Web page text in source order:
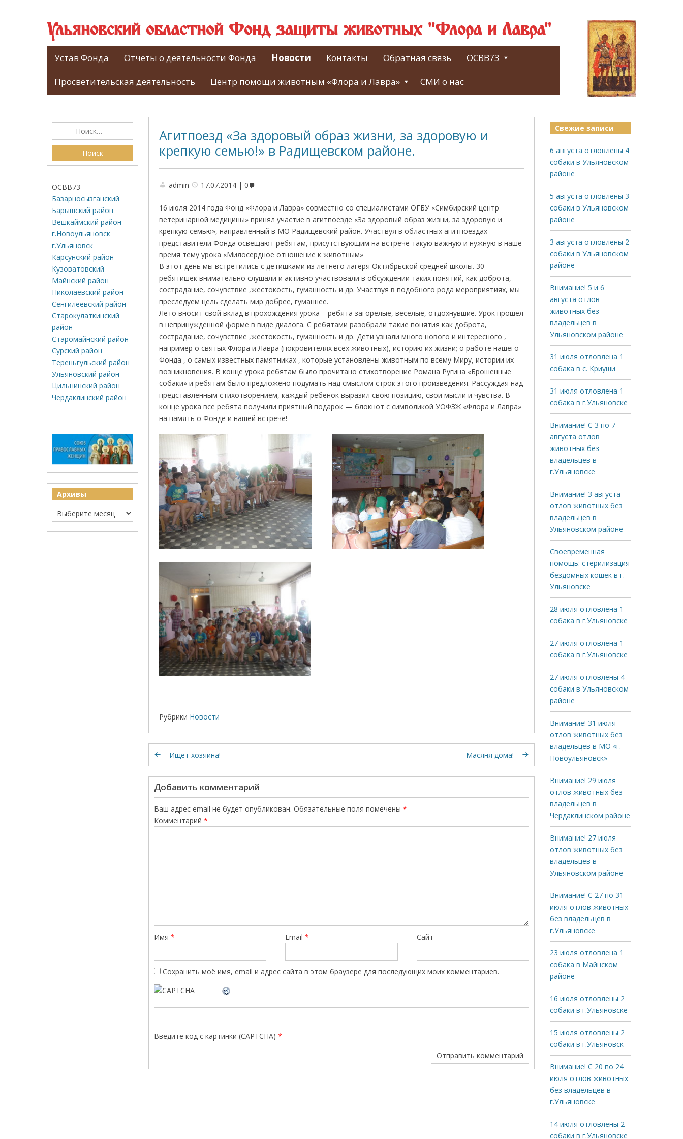
Ульяновский областной Фонд защиты животных "Флора и Лавра"
Устав Фонда Отчеты о деятельности Фонда Новости Контакты Обратная связь ОСВВ73
Просветительская деятельность Центр помощи животным «Флора и Лавра» СМИ о нас
Агитпоезд «За здоровый образ жизни, за здоровую и
крепкую семью!» в Радищевском районе.
admin 17.07.2014 0
16 июля 2014 года Фонд «Флора и Лавра» совместно со специалистами ОГБУ «Симбирский центр
ветеринарной медицины» принял участие в агитпоезде «За здоровый образ жизни, за здоровую и
крепкую семью», направленный в МО Радищевский район. Участвуя в областных агитпоездах
представители Фонда освещают ребятам, присутствующим на встрече такую важную и нужную в наше
время тему урока «Милосердное отношение к животным»
В этот день мы встретились с детишками из летнего лагеря Октябрьской средней школы. 30
ребятишек внимательно слушали и активно участвовали в обсуждении таких понятий, как доброта,
сострадание, сочувствие ,жестокость, гуманность и др. Участвуя в подобного рода мероприятиях, мы
преследуем цель сделать мир добрее, гуманнее.
Лето вносит свой вклад в прохождения урока – ребята загорелые, веселые, отдохнувшие. Урок прошел
в непринужденной форме в виде диалога. С ребятами разобрали такие понятия как доброта,
сострадание, сочувствие ,жестокость, гуманность и др. Дети узнали много нового и интересного ,
например о святых Флора и Лавра (покровителях всех животных), историю их жизни; о работе нашего
Фонда , о самых известных памятниках , которые установлены животным по всему Миру, истории их
возникновения. В конце урока ребятам было прочитано стихотворение Романа Ругина «Брошенные
собаки» и ребятам было предложено подумать над смыслом строк этого произведения. Рассуждая над
представленным стихотворением, каждый ребенок выразил свою позицию, свои мысли и чувства. В
конце урока все ребята получили приятный подарок — блокнот с символикой УОФЗЖ «Флора и Лавра»
на память о Фонде и нашей встрече!
Рубрики Новости
Ищет хозяина! Масяня дома!
Добавить комментарий
Ваш адрес email не будет опубликован. Обязательные поля помечены *
Комментарий *
Имя * Email* Сайт
Сохранить моё имя, email и адрес сайта в этом браузере для последующих моих комментариев.
Введите код с картинки (CAPTCHA) *
ОСВВ73
Базарносызганский
Барышский район
Вешкаймский район
г.Новоульяновск
г.Ульяновск
Карсунский район
Кузоватовский
Майнский район
Николаевский район
Сенгилеевский район
Старокулаткинский
район
Старомайнский район
Сурский район
Тереньгульский район
Ульяновский район
Цильнинский район
Чердаклинский район
Архивы
Свежие записи
6 августа отловлены 4
собаки в Ульяновском
районе
5 августа отловлены 3
собаки в Ульяновском
районе
3 августа отловлены 2
собаки в Ульяновском
районе
Внимание! 5 и 6
августа отлов
животных без
владельцев в
Ульяновском районе
31 июля отловлена 1
собака в с. Криуши
31 июля отловлена 1
собака в г.Ульяновске
Внимание! С 3 по 7
августа отлов
животных без
владельцев в
г.Ульяновске
Внимание! 3 августа
отлов животных без
владельцев в
Ульяновском районе
Своевременная
помощь: стерилизация
бездомных кошек в г.
Ульяновске
28 июля отловлена 1
собака в г.Ульяновске
27 июля отловлена 1
собака в г.Ульяновске
27 июля отловлены 4
собаки в Ульяновском
районе
Внимание! 31 июля
отлов животных без
владельцев в МО «г.
Новоульяновск»
Внимание! 29 июля
отлов животных без
владельцев в
Чердаклинском районе
Внимание! 27 июля
отлов животных без
владельцев в
Ульяновском районе
Внимание! С 27 по 31
июля отлов животных
без владельцев в
г.Ульяновске
23 июля отловлена 1
собака в Майнском
районе
16 июля отловлены 2
собаки в г.Ульяновске
15 июля отловлены 2
собаки в г.Ульяновск
Внимание! С 20 по 24
июля отлов животных
без владельцев в
г.Ульяновске
14 июля отловлены 2
собаки в г.Ульяновске